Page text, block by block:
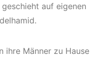
auf eigenen
ihre Männer zu Hause